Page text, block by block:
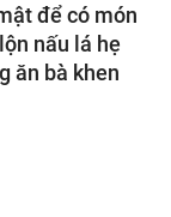
để có món
nấu lá hẹ
ăn bà khen